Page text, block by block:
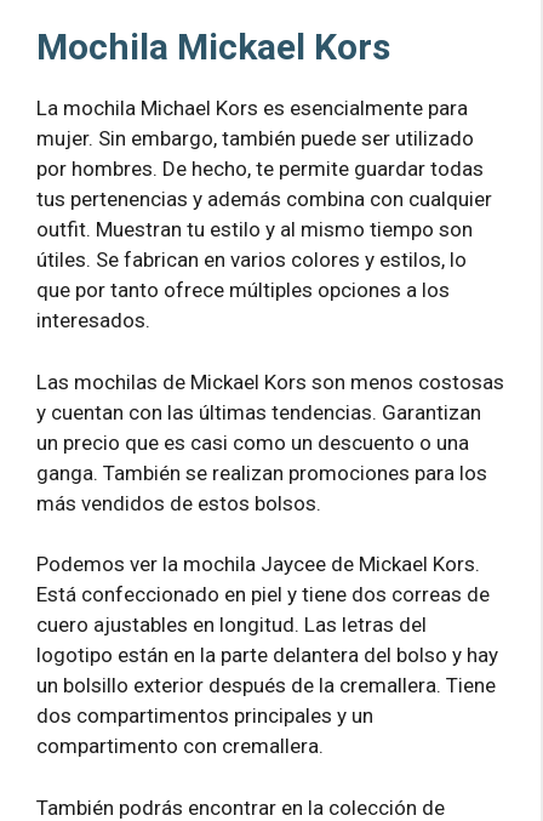
Mochila Mickael Kors
La mochila Michael Kors es esencialmente para
mujer. Sin embargo, también puede ser utilizado
por hombres. De hecho, te permite guardar todas
tus pertenencias y además combina con cualquier
outfit. Muestran tu estilo y al mismo tiempo son
útiles. Se fabrican en varios colores y estilos, lo
que por tanto ofrece múltiples opciones a los
interesados.
Las mochilas de Mickael Kors son menos costosas
y cuentan con las últimas tendencias. Garantizan
un precio que es casi como un descuento o una
ganga. También se realizan promociones para los
más vendidos de estos bolsos.
Podemos ver la mochila Jaycee de Mickael Kors.
Está confeccionado en piel y tiene dos correas de
cuero ajustables en longitud. Las letras del
logotipo están en la parte delantera del bolso y hay
un bolsillo exterior después de la cremallera. Tiene
dos compartimentos principales y un
compartimento con cremallera.
También podrás encontrar en la colección de